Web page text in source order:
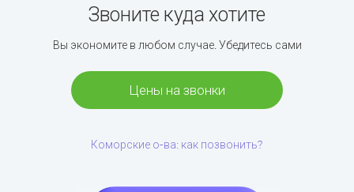
Звоните куда хотите
Вы экономите в любом случае. Убедитесь сами
Цены на звонки
Коморские о-ва: как позвонить?